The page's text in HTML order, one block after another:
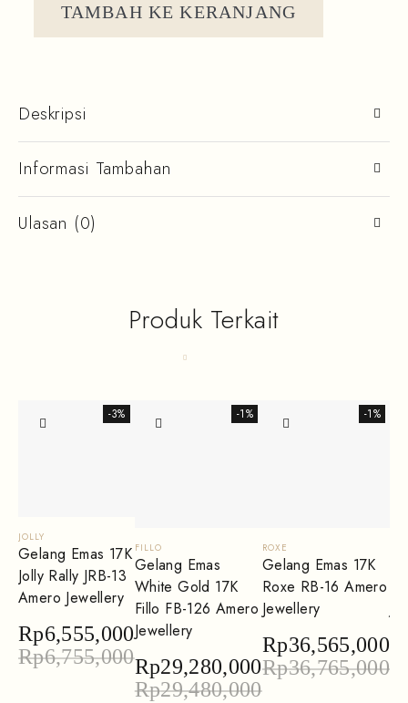
TAMBAH KE KERANJANG
Deskripsi
Informasi Tambahan
Ulasan (0)
Produk Terkait
-3%
JOLLY
Gelang Emas 17K
Jolly Rally JRB-13
Amero Jewellery
Rp6,755,000
Rp6,555,000
-1%
FILLO
Gelang Emas
White Gold 17K
Fillo FB-126 Amero
Jewellery
Rp29,480,000
Rp29,280,000
-1%
ROXE
Gelang Emas 17K
Roxe RB-16 Amero
Jewellery
Rp36,765,000
Rp36,565,000